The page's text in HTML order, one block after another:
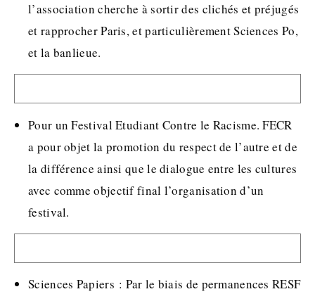
l’association cherche à sortir des clichés et préjugés
et rapprocher Paris, et particulièrement Sciences Po,
et la banlieue.
Pour un Festival Etudiant Contre le Racisme. FECR
a pour objet la promotion du respect de l’autre et de
la différence ainsi que le dialogue entre les cultures
avec comme objectif final l’organisation d’un
festival.
Sciences Papiers : Par le biais de permanences RESF